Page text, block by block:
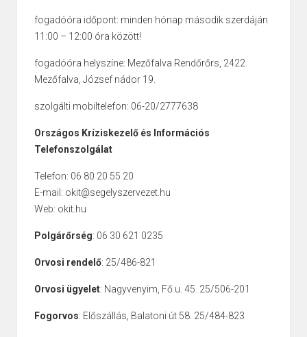
fogadóóra időpont: minden hónap második szerdáján
11:00 – 12:00 óra között!
fogadóóra helyszíne: Mezőfalva Rendőrőrs, 2422
Mezőfalva, József nádor 19.
szolgálti mobiltelefon: 06-20/2777638
Országos Kríziskezelő és Információs
Telefonszolgálat
Telefon: 06 80 20 55 20
E-mail: okit@segelyszervezet.hu
Web: okit.hu
Polgárőrség: 06 30 621 0235
Orvosi rendelő: 25/486-821
Orvosi ügyelet: Nagyvenyim, Fő u. 45. 25/506-201
Fogorvos: Előszállás, Balatoni út 58. 25/484-823